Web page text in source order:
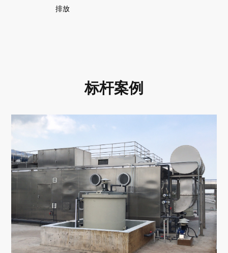
排放
标杆案例